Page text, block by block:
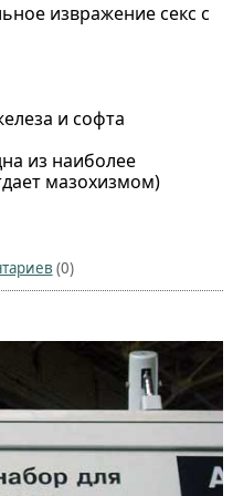
извражение секс с
и софта
из наиболее
мазохизмом)
(0)